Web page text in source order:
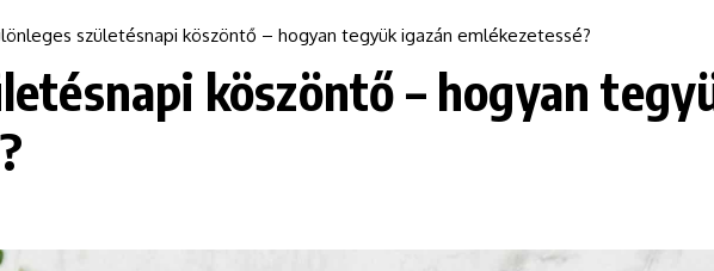
születésnapi köszöntő – hogyan tegyük igazán emlékezetessé?
köszöntő – hogyan